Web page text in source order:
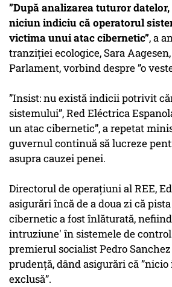
”După analizarea tuturor
niciun indiciu că operatorul
victima unui atac cibernetic”, a
tranziţiei ecologice, Sara
Parlament, vorbind despre ”o
”Insist: nu există indicii potrivit
sistemului”, Red Eléctrica
un atac cibernetic”, a repetat
guvernul continuă să lucreze
asupra cauzei penei.
Directorul de operaţiuni al REE,
asigurări încă de a doua zi că
cibernetic a fost înlăturată,
intruziune' în sistemele de control
premierul socialist Pedro
prudenţă, dând asigurări că ”nicio
exclusă”.